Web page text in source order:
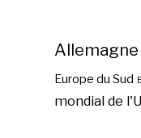
Allemagne
Europe du Sud
mondial de